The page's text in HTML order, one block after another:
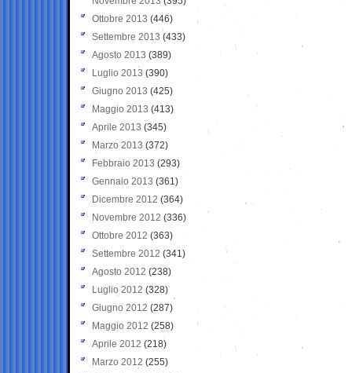
Ottobre 2013 (446)
Settembre 2013 (433)
Agosto 2013 (389)
Luglio 2013 (390)
Giugno 2013 (425)
Maggio 2013 (413)
Aprile 2013 (345)
Marzo 2013 (372)
Febbraio 2013 (293)
Gennaio 2013 (361)
Dicembre 2012 (364)
Novembre 2012 (336)
Ottobre 2012 (363)
Settembre 2012 (341)
Agosto 2012 (238)
Luglio 2012 (328)
Giugno 2012 (287)
Maggio 2012 (258)
Aprile 2012 (218)
Marzo 2012 (255)